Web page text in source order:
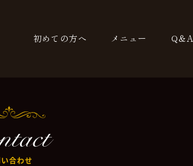
初めての方へ メニュー Q＆A
合わせ